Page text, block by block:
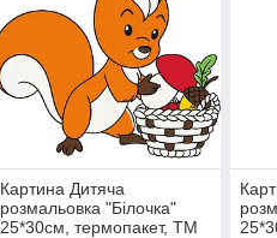
Картина Дитяча
розмальовка "Білочка"
25*30см, термопакет, ТМ